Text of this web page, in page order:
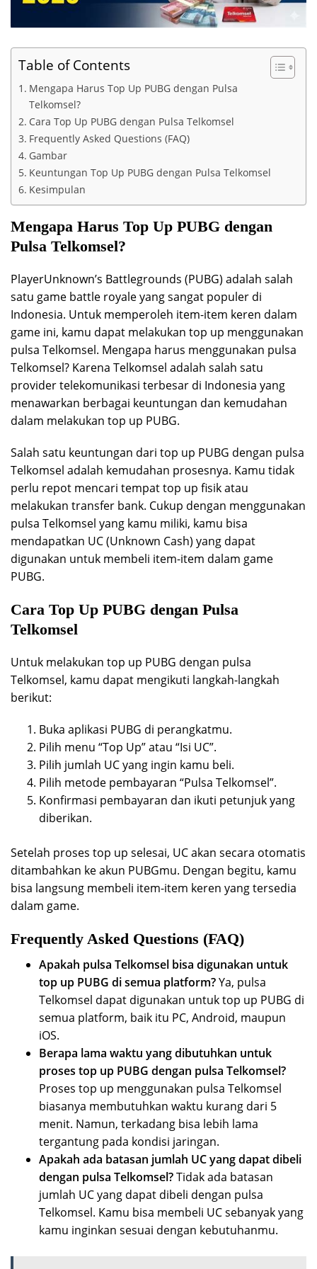
Table of Contents
Mengapa Harus Top Up PUBG dengan Pulsa
Telkomsel?
Cara Top Up PUBG dengan Pulsa Telkomsel
Frequently Asked Questions (FAQ)
Gambar
Keuntungan Top Up PUBG dengan Pulsa Telkomsel
Kesimpulan
Mengapa Harus Top Up PUBG dengan
Pulsa Telkomsel?
PlayerUnknown’s Battlegrounds (PUBG) adalah salah
satu game battle royale yang sangat populer di
Indonesia. Untuk memperoleh item-item keren dalam
game ini, kamu dapat melakukan top up menggunakan
pulsa Telkomsel. Mengapa harus menggunakan pulsa
Telkomsel? Karena Telkomsel adalah salah satu
provider telekomunikasi terbesar di Indonesia yang
menawarkan berbagai keuntungan dan kemudahan
dalam melakukan top up PUBG.
Salah satu keuntungan dari top up PUBG dengan pulsa
Telkomsel adalah kemudahan prosesnya. Kamu tidak
perlu repot mencari tempat top up fisik atau
melakukan transfer bank. Cukup dengan menggunakan
pulsa Telkomsel yang kamu miliki, kamu bisa
mendapatkan UC (Unknown Cash) yang dapat
digunakan untuk membeli item-item dalam game
PUBG.
Cara Top Up PUBG dengan Pulsa
Telkomsel
Untuk melakukan top up PUBG dengan pulsa
Telkomsel, kamu dapat mengikuti langkah-langkah
berikut:
Buka aplikasi PUBG di perangkatmu.
Pilih menu “Top Up” atau “Isi UC”.
Pilih jumlah UC yang ingin kamu beli.
Pilih metode pembayaran “Pulsa Telkomsel”.
Konfirmasi pembayaran dan ikuti petunjuk yang
diberikan.
Setelah proses top up selesai, UC akan secara otomatis
ditambahkan ke akun PUBGmu. Dengan begitu, kamu
bisa langsung membeli item-item keren yang tersedia
dalam game.
Frequently Asked Questions (FAQ)
Apakah pulsa Telkomsel bisa digunakan untuk
top up PUBG di semua platform?Ya, pulsa
Telkomsel dapat digunakan untuk top up PUBG di
semua platform, baik itu PC, Android, maupun
iOS.
Berapa lama waktu yang dibutuhkan untuk
proses top up PUBG dengan pulsa Telkomsel?
Proses top up menggunakan pulsa Telkomsel
biasanya membutuhkan waktu kurang dari 5
menit. Namun, terkadang bisa lebih lama
tergantung pada kondisi jaringan.
Apakah ada batasan jumlah UC yang dapat dibeli
dengan pulsa Telkomsel?Tidak ada batasan
jumlah UC yang dapat dibeli dengan pulsa
Telkomsel. Kamu bisa membeli UC sebanyak yang
kamu inginkan sesuai dengan kebutuhanmu.